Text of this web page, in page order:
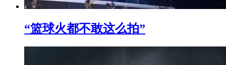
“篮球火都不敢这么拍”